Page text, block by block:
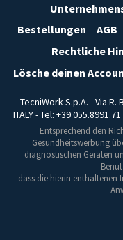
Bestellungen
AGB
Rechtliche
Lösche deinen
TecniWork S.p.A. - Via
ITALY - Tel: +39
Entsprechend den
Gesundheitswerbung
diagnostischen Geräten
dass die hierin